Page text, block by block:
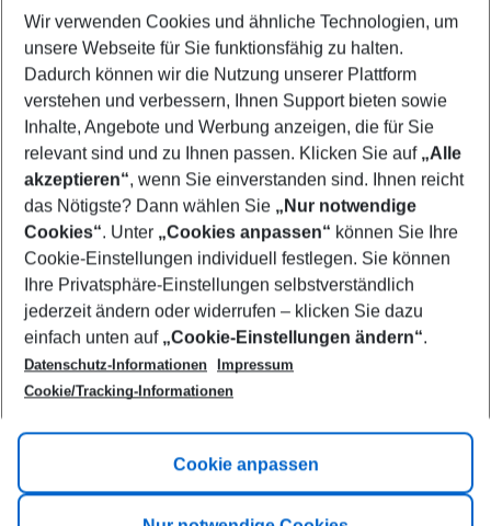
Select your date range
08/08/26–06/08/27 5-8 nights
Who will travel
2 adults No children
Show more filter
Footer
Footer navigation
Title A
Link A
Wir verwenden Cookies und ähnliche Technologien, um
unsere Webseite für Sie funktionsfähig zu halten.
Dadurch können wir die Nutzung unserer Plattform
verstehen und verbessern, Ihnen Support bieten sowie
Inhalte, Angebote und Werbung anzeigen, die für Sie
relevant sind und zu Ihnen passen. Klicken Sie auf „Alle
akzeptieren“, wenn Sie einverstanden sind. Ihnen reicht
das Nötigste? Dann wählen Sie „Nur notwendige
Cookies“. Unter „Cookies anpassen“ können Sie Ihre
Cookie-Einstellungen individuell festlegen. Sie können
Ihre Privatsphäre-Einstellungen selbstverständlich
jederzeit ändern oder widerrufen – klicken Sie dazu
einfach unten auf „Cookie-Einstellungen ändern“.
Datenschutz-Informationen
Impressum
Cookie/Tracking-Informationen
Cookie anpassen